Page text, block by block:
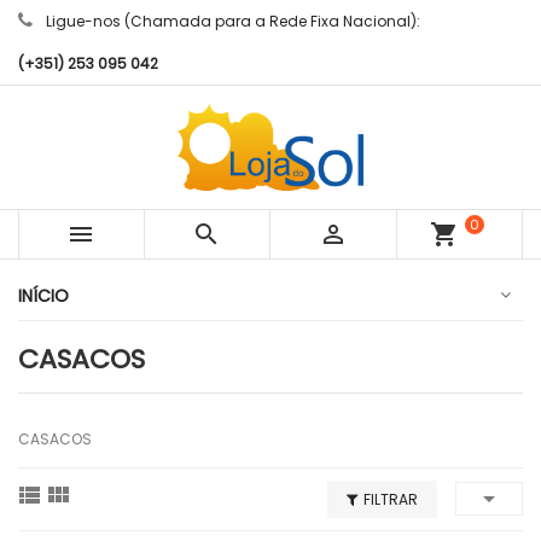
Ligue-nos (Chamada para a Rede Fixa Nacional):
(+351) 253 095 042
   shopping_cart
0
INÍCIO
CASACOS
CASACOS
  FILTRAR 